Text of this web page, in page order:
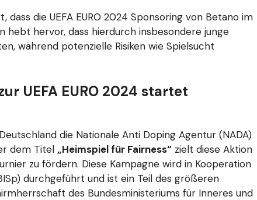
die UEFA EURO 2024 Sponsoring von Betano im
hervor, dass hierdurch insbesondere junge
während potenzielle Risiken wie Spielsucht
UEFA EURO 2024 startet
die Nationale Anti Doping Agentur (NADA)
dem Titel „Heimspiel für Fairness“ zielt diese Aktion
zu fördern. Diese Kampagne wird in Kooperation
durchgeführt und ist ein Teil des größeren
des Bundesministeriums für Inneres und